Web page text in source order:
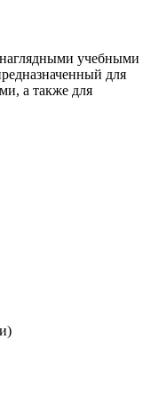
учебными
для
а также для